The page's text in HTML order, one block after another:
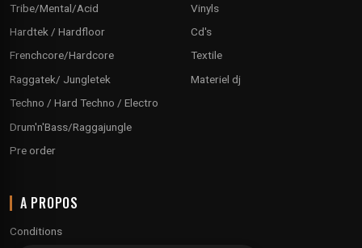
Tribe/Mental/Acid
Hardtek / Hardfloor
Frenchcore/Hardcore
Raggatek/ Jungletek
Techno / Hard Techno / Electro
Drum'n'Bass/Raggajungle
Pre order
Vinyls
Cd's
Textile
Materiel dj
A PROPOS
Conditions